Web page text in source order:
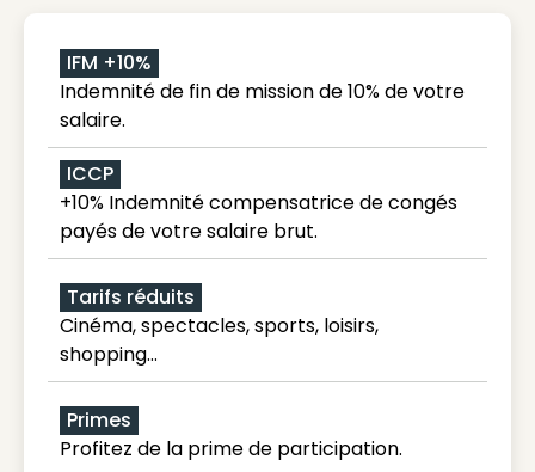
IFM +10%
Indemnité de fin de mission de 10% de votre
salaire.
ICCP
+10% Indemnité compensatrice de congés
payés de votre salaire brut.
Tarifs réduits
Cinéma, spectacles, sports, loisirs,
shopping...
Primes
Profitez de la prime de participation.